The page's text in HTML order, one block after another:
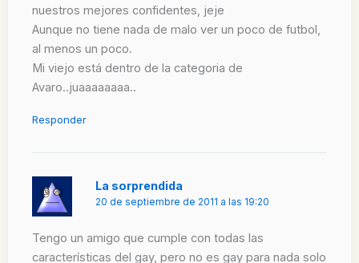
nuestros mejores confidentes, jeje
Aunque no tiene nada de malo ver un poco de futbol,
al menos un poco.
Mi viejo está dentro de la categoria de
Avaro..juaaaaaaaa..
Responder
La sorprendida
20 de septiembre de 2011 a las 19:20
Tengo un amigo que cumple con todas las
características del gay, pero no es gay para nada solo